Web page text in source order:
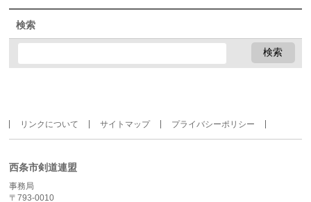
検索
リンクについて サイトマップ プライバシーポリシー
西条市剣道連盟
事務局
〒793-0010